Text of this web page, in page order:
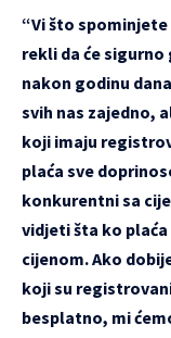
“Vi što
rekli da će
nakon godinu
svih nas zajedno,
koji imaju
plaća sve
konkurentni sa
vidjeti šta ko
cijenom. Ako
koji su
besplatno, mi